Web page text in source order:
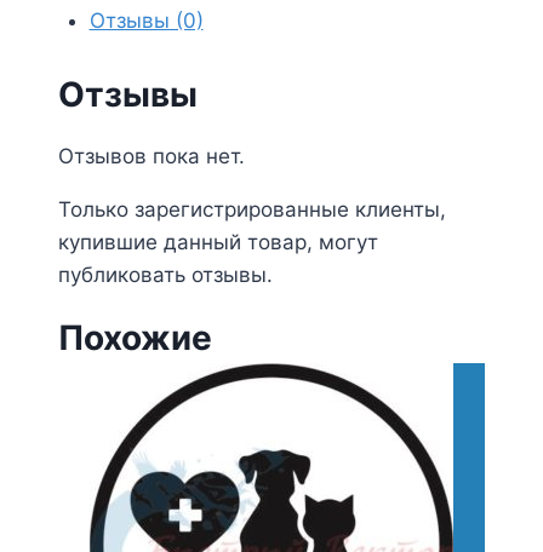
43
Отзывы (0)
Отзывы
Отзывов пока нет.
Только зарегистрированные клиенты,
купившие данный товар, могут
публиковать отзывы.
Похожие